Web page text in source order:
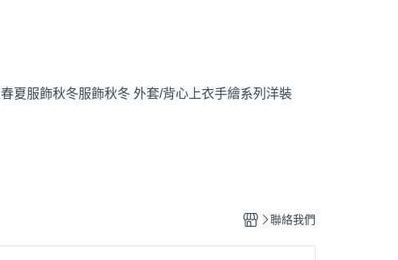
春夏服飾秋冬服飾秋冬 外套/背心 上衣手繪系列 洋裝
聯絡我們